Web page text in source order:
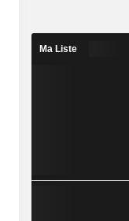
Ma Liste